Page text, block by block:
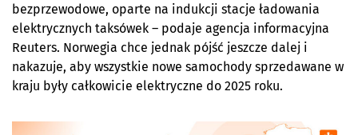
bezprzewodowe, oparte na indukcji stacje ładowania
elektrycznych taksówek – podaje agencja informacyjna
Reuters. Norwegia chce jednak pójść jeszcze dalej i
nakazuje, aby wszystkie nowe samochody sprzedawane w
kraju były całkowicie elektryczne do 2025 roku.